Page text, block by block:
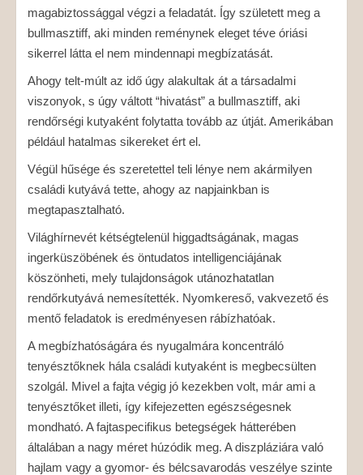
magabiztossággal végzi a feladatát. Így született meg a
bullmasztiff, aki minden reménynek eleget téve óriási
sikerrel látta el nem mindennapi megbízatását.
Ahogy telt-múlt az idő úgy alakultak át a társadalmi
viszonyok, s úgy váltott “hivatást” a bullmasztiff, aki
rendőrségi kutyaként folytatta tovább az útját. Amerikában
például hatalmas sikereket ért el.
Végül hűsége és szeretettel teli lénye nem akármilyen
családi kutyává tette, ahogy az napjainkban is
megtapasztalható.
Világhírnevét kétségtelenül higgadtságának, magas
ingerküszöbének és öntudatos intelligenciájának
köszönheti, mely tulajdonságok utánozhatatlan
rendőrkutyává nemesítették. Nyomkereső, vakvezető és
mentő feladatok is eredményesen rábízhatóak.
A megbízhatóságára és nyugalmára koncentráló
tenyésztőknek hála családi kutyaként is megbecsülten
szolgál. Mivel a fajta végig jó kezekben volt, már ami a
tenyésztőket illeti, így kifejezetten egészségesnek
mondható. A fajtaspecifikus betegségek hátterében
általában a nagy méret húzódik meg. A diszpláziára való
hajlam vagy a gyomor- és bélcsavarodás veszélye szinte